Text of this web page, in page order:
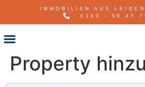
IMMOBILIEN AUS
0160 - 59 45
Property